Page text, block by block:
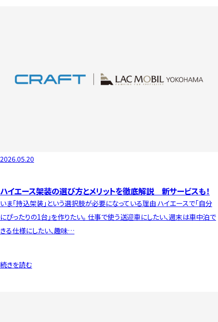
2026.05.20
ハイエース架装の選び方とメリットを徹底解説 新サービスも！
いま「持込架装」という選択肢が必要になっている理由 ハイエースで「自分
にぴったりの1台」を作りたい。 仕事で使う送迎車にしたい、週末は車中泊で
きる仕様にしたい、趣味…
続きを読む